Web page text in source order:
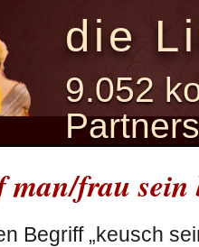
die
9.052
man/frau
Begriff „keusch